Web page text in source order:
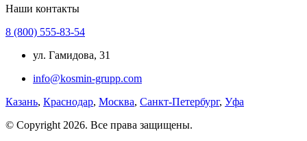
Наши контакты
8 (800) 555-83-54
ул. Гамидова, 31
info@kosmin-grupp.com
Казань, Краснодар, Москва, Санкт-Петербург, Уфа
© Copyright 2026. Все права защищены.